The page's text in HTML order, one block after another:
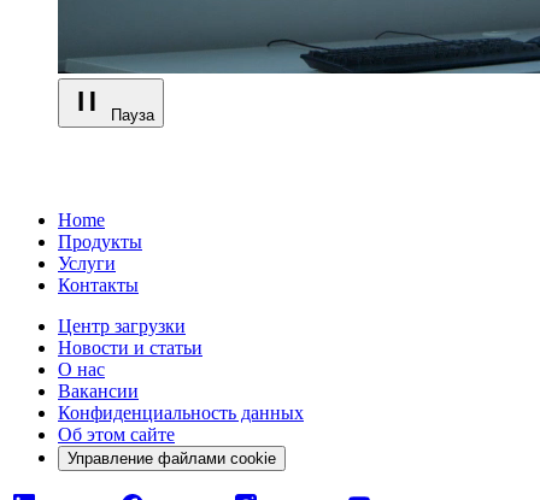
Пауза
Home
Продукты
Услуги
Контакты
Центр загрузки
Новости и статьи
О нас
Вакансии
Конфиденциальность данных
Об этом сайте
Управление файлами cookie